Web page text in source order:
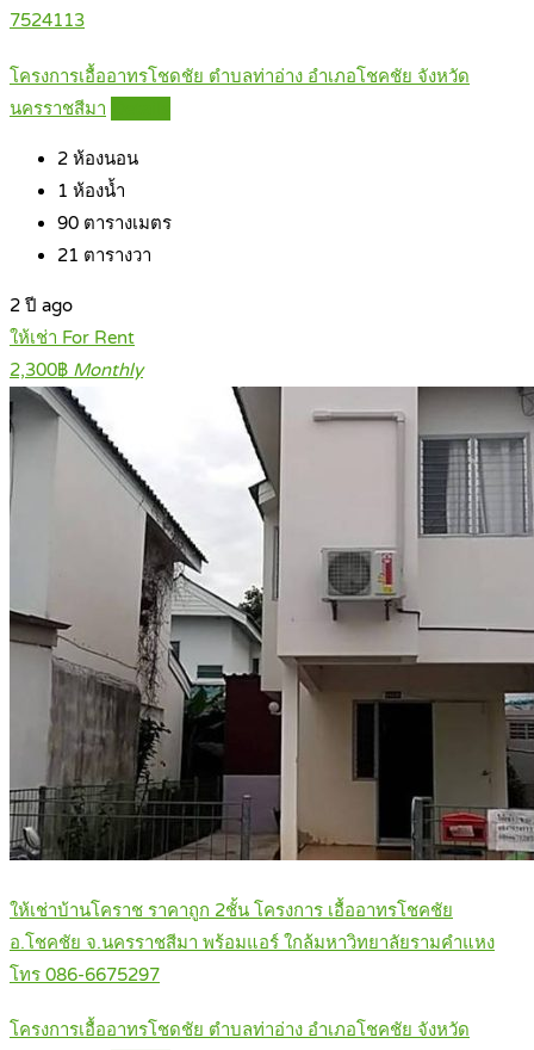
7524113
โครงการเอื้ออาทรโชดชัย ตำบลท่าอ่าง อำเภอโชคชัย จังหวัด
นครราชสีมา
2 ห้องนอน
1 ห้องน้ำ
90 ตารางเมตร
21 ตารางวา
2 ปี ago
ให้เช่า For Rent
2,300฿ Monthly
ให้เช่าบ้านโคราช ราคาถูก 2ชั้น โครงการ เอื้ออาทรโชคชัย
อ.โชคชัย จ.นครราชสีมา พร้อมแอร์ ใกล้มหาวิทยาลัยรามคำแหง
โทร 086-6675297
โครงการเอื้ออาทรโชดชัย ตำบลท่าอ่าง อำเภอโชคชัย จังหวัด